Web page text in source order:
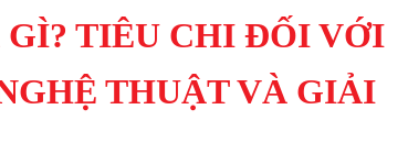
TIÊU CHI ĐỐI VỚI
THUẬT VÀ GIẢI